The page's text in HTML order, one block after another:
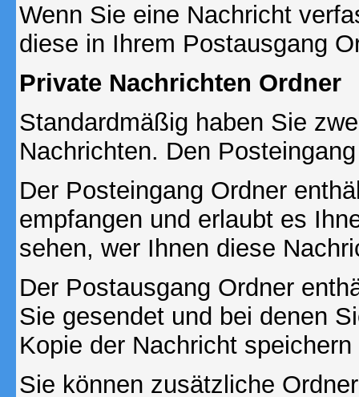
Wenn Sie eine Nachricht
diese in Ihrem Postausgang
Private Nachrichten Ordner
Standardmäßig haben Sie
Nachrichten. Den
Der Posteingang Ordner
empfangen und erlaubt es
sehen, wer Ihnen diese
Der Postausgang Ordner
Sie gesendet und bei denen
Kopie der Nachricht
Sie können zusätzliche